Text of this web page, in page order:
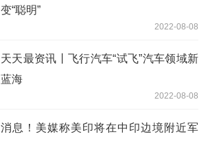
变“聪明”
2022-08-08
天天最资讯丨飞行汽车“试飞”汽车领域新
蓝海
2022-08-08
消息！美媒称美印将在中印边境附近军